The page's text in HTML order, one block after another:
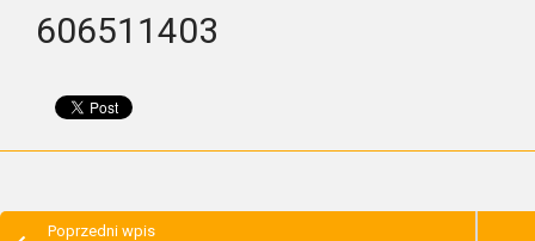
606511403
Poprzedni wpis